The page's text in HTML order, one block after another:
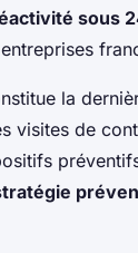
sous
la
visites de